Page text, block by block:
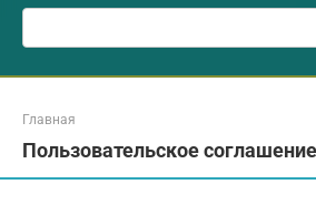
Поиск:
Главная
Пользовательское соглашение